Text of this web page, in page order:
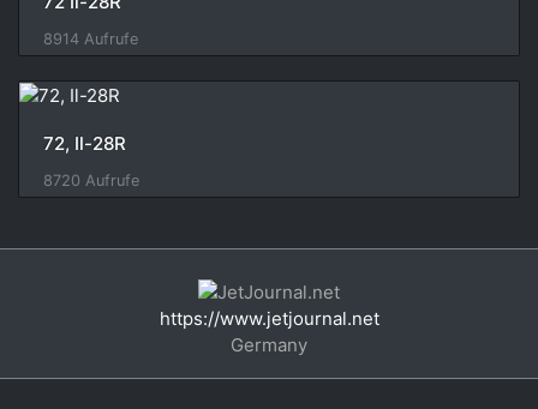
8914 Aufrufe
72, Il-28R
8720 Aufrufe
https://www.jetjournal.net
Germany